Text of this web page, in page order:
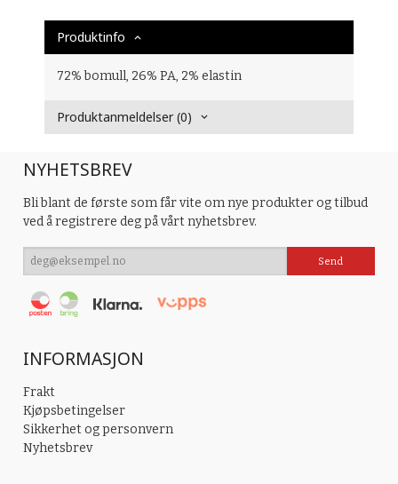
Produktinfo
72% bomull, 26% PA, 2% elastin
Produktanmeldelser (0)
NYHETSBREV
Bli blant de første som får vite om nye produkter og tilbud
ved å registrere deg på vårt nyhetsbrev.
INFORMASJON
Frakt
Kjøpsbetingelser
Sikkerhet og personvern
Nyhetsbrev